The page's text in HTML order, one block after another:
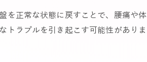
を正常な状態に戻すことで、腰痛や体
トラブルを引き起こす可能性がありま